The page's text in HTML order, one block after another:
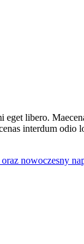
libero.
interdum odio